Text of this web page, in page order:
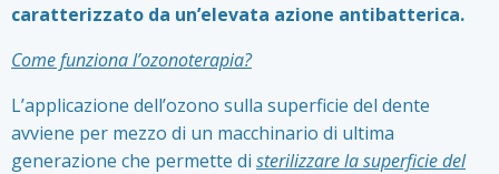
caratterizzato da un’elevata azione antibatterica.
Come funziona l’ozonoterapia?
L’applicazione dell’ozono sulla superficie del dente
avviene per mezzo di un macchinario di ultima
generazione che permette di sterilizzare la superficie del